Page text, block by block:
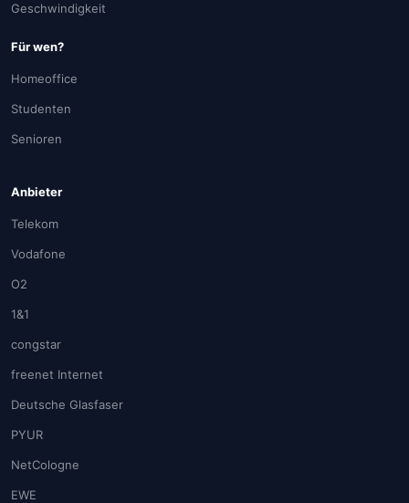
Geschwindigkeit
Für wen?
Homeoffice
Studenten
Senioren
Anbieter
Telekom
Vodafone
O2
1&1
congstar
freenet Internet
Deutsche Glasfaser
PYUR
NetCologne
EWE